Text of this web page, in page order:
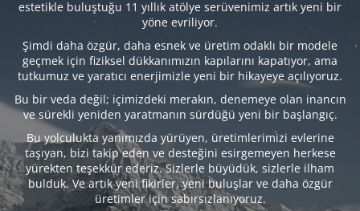
estetikle buluştuğu 11 yıllık atölye serüvenimiz artık yeni bir
yöne evriliyor.
Şimdi daha özgür, daha esnek ve üretim odaklı bir modele
geçmek için fiziksel dükkanımızın kapılarını kapatıyor, ama
tutkumuz ve yaratıcı enerjimizle yeni bir hikayeye açılıyoruz.
Bu bir veda değil; içimizdeki merakın, denemeye olan inancın
ve sürekli yeniden yaratmanın sürdüğü yeni bir başlangıç.
Bu yolculukta yanımızda yürüyen, üretimlerimizi evlerine
taşıyan, bizi takip eden ve desteğini esirgemeyen herkese
yürekten teşekkür ederiz. Sizlerle büyüdük, sizlerle ilham
bulduk. Ve artık yeni fikirler, yeni buluşlar ve daha özgür
üretimler için sabırsızlanıyoruz.